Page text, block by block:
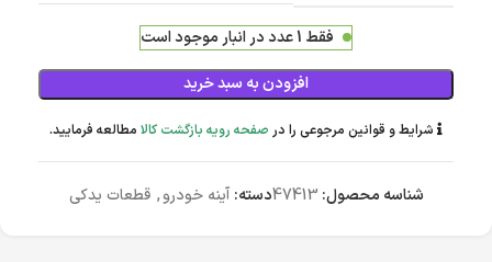
فقط 1 عدد در انبار موجود است
افزودن به سبد خرید
شرایط و قوانین مرجوعی را در صفحه رویه بازگشت کالا مطالعه فرمایید.
شناسه محصول: 47413دسته: آینه خودرو, قطعات یدکی